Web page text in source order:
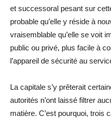
et successoral pesant sur
probable qu’elle y réside à
vraisemblable qu’elle se voit
public ou privé, plus facile à
l’appareil de sécurité au
La capitale s’y prêterait
autorités n’ont laissé filtrer
matière. C’est pourquoi, trois